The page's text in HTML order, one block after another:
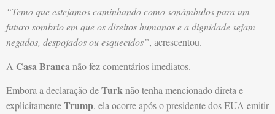
“Temo que estejamos caminhando como sonâmbulos para um
futuro sombrio em que os direitos humanos e a dignidade sejam
negados, despojados ou esquecidos”, acrescentou.
A Casa Brancanão fez comentários imediatos.
Embora a declaração deTurknão tenha mencionado direta e
explicitamenteTrump, ela ocorre após o presidente dos EUA emitir